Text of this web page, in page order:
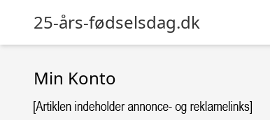
25-års-fødselsdag.dk
Min Konto